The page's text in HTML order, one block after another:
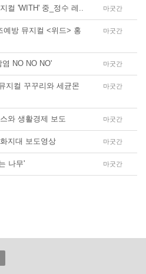
컬 'WITH' 중_정수 레.. 마굿간
예방 뮤지컬 <위드> 홍
마굿간
NO NO NO' 마굿간
지컬 꾸꾸리와 세균몬
마굿간
와 생활경제 보도 마굿간
지대 보도영상 마굿간
나무' 마굿간